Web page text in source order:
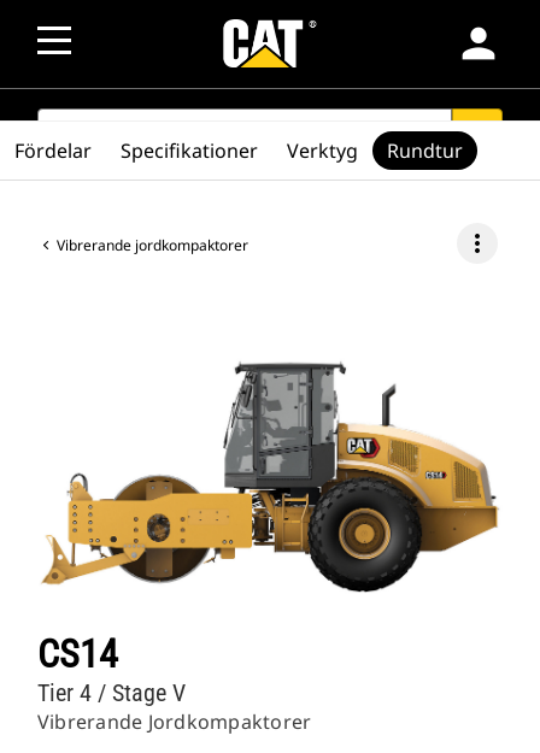
person
SEARCH search
Vibrerande jordkompaktorer more_vert
CS14
Vibrerande Jordkompaktorer
Tier 4 / Stage V
Fördelar Specifikationer Verktyg Rundtur